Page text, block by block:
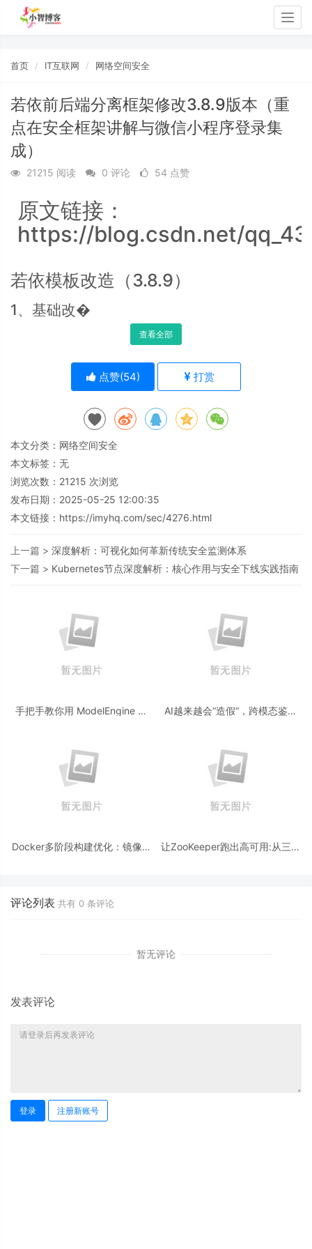
首页 IT互联网 网络空间安全
若依前后端分离框架修改3.8.9版本（重
点在安全框架讲解与微信小程序登录集
成）
21215 阅读 0 评论 54 点赞
原文链接：
https://blog.csdn.net/
若依模板改造（3.8.9）
1、基础改�
查看全部
点赞(54) 打赏
本文分类： 网络空间安全
本文标签：无
浏览次数： 21215 次浏览
发布日期：2025-05-25 12:00:35
本文链接： https://imyhq.com/sec/4276.html
上一篇 > 深度解析：可视化如何革新传统安全监测体系
下一篇 > Kubernetes节点深度解析：核心作用与安全下线实践指南
手把手教你用 ModelEngine 打
AI越来越会“造假“，跨模态鉴伪
Docker多阶段构建优化：镜像体
让ZooKeeper跑出高可用:从三节
评论列表 共有 0 条评论
暂无评论
发表评论
登录 注册新账号